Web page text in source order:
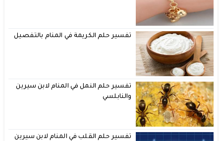
تفسير حلم الكريمة في المنام بالتفصيل
تفسير حلم النمل في المنام لابن سيرين
والنابلسي
تفسير حلم القلب في المنام لابن سيرين